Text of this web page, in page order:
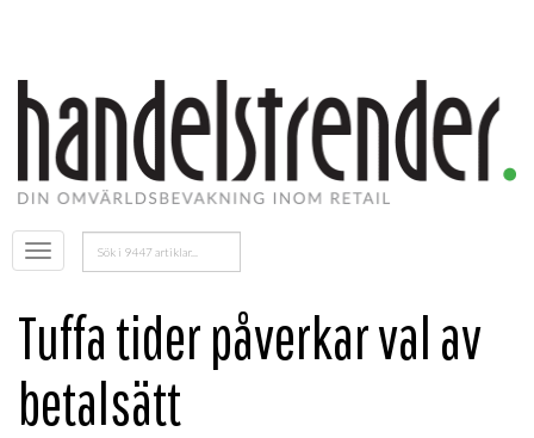
Öppna
menyn
Sök
efter:
Tuffa tider påverkar val av
betalsätt